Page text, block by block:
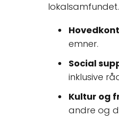
emner.
Social
inklusive
Kultur og
andre og